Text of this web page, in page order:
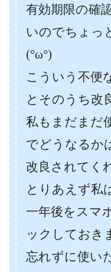
有効期限の確
いのでちょっ
(°ω°)
こういう不便
とそのうち改
私もまだまだ
でどうなるか
改良されてく
とりあえず私
一年後をスマ
ックしておき
忘れずに使い